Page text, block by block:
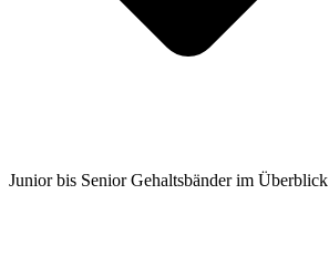
Junior bis Senior Gehaltsbänder im Überblick